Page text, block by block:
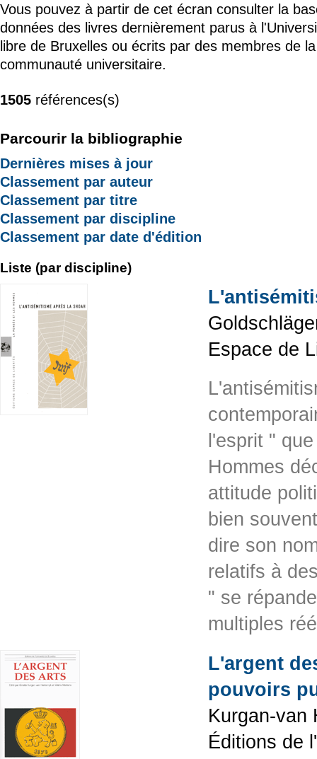
Vous pouvez à partir de cet écran consulter la
données des livres dernièrement parus à
libre de Bruxelles ou écrits par des membres de la
communauté universitaire.
1505 références(s)
Parcourir la bibliographie
Dernières mises à jour
Classement par auteur
Classement par titre
Classement par discipline
Classement par date d'édition
Liste (par discipline)
Espace de
l'esprit "
Hommes
attitude
bien
dire son
relatifs à
" se
multiples
L'argent
pouvoirs
Kurgan-van
Éditions de